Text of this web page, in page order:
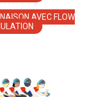
AVEC FLOW